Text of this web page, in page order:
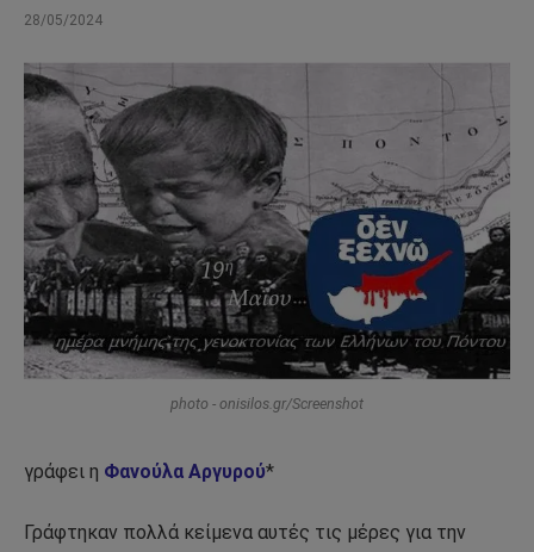
28/05/2024
photo - onisilos.gr/Screenshot
γράφει η Φανούλα Αργυρού*
Γράφτηκαν πολλά κείμενα αυτές τις μέρες για την